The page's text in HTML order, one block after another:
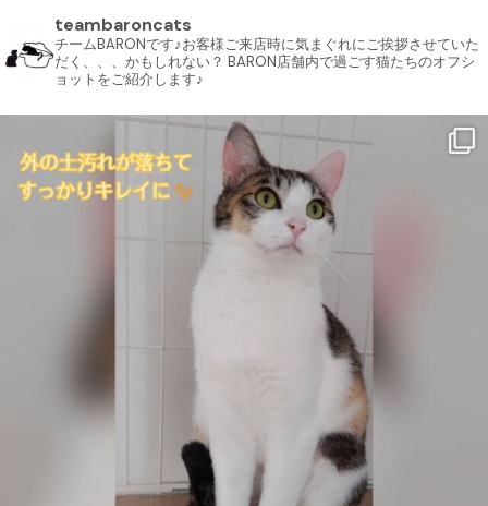
teambaroncats
チームBARONです♪お客様ご来店時に気まぐれにご挨拶させていた
だく、、、かもしれない？ BARON店舗内で過ごす猫たちのオフシ
ョットをご紹介します♪